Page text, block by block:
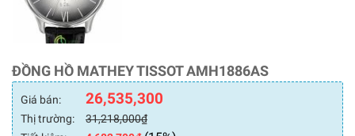
ĐỒNG HỒ MATHEY TISSOT AMH1886AS
Giá bán: 26,535,300
Thị trường: 31,218,000₫